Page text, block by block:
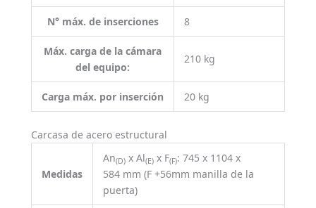
N° máx. de inserciones 8
Máx. carga de la cámara
del equipo:
210 kg
Carga máx. por inserción 20 kg
Carcasa de acero estructural
Medidas
An(D) x Al(E) x F(F): 745 x 1104 x
584 mm (F +56mm manilla de la
puerta)